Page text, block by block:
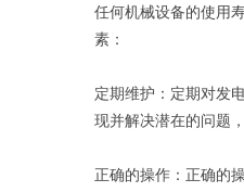
任何机械设备的使用
素：
定期维护：定期对发
现并解决潜在的问题
正确的操作：正确的